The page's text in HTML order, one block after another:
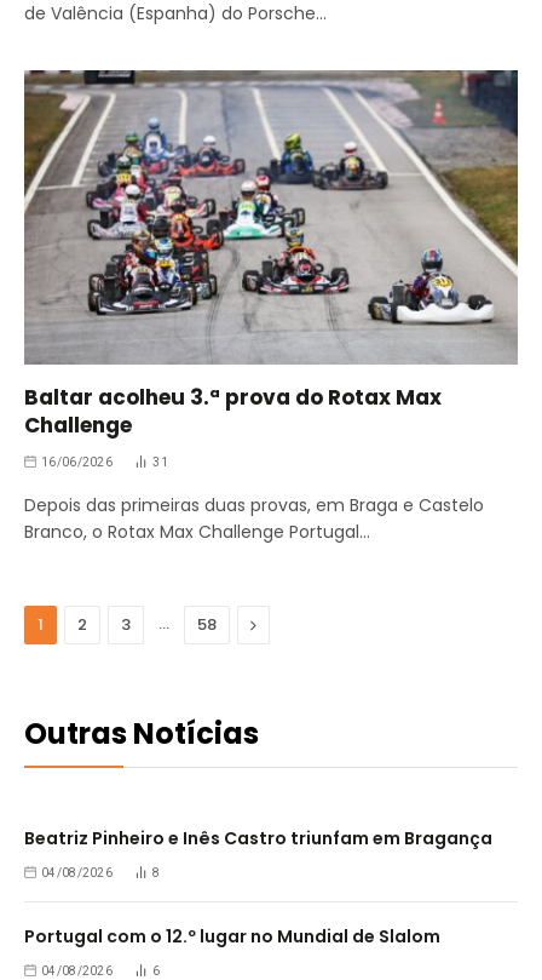
de Valência (Espanha) do Porsche…
Baltar acolheu 3.ª prova do Rotax Max
Challenge
16/06/2026 31
Depois das primeiras duas provas, em Braga e Castelo
Branco, o Rotax Max Challenge Portugal…
1 2 3 … 58 Seguinte
Outras Notícias
Beatriz Pinheiro e Inês Castro triunfam em Bragança
04/08/2026 8
Portugal com o 12.º lugar no Mundial de Slalom
04/08/2026 6